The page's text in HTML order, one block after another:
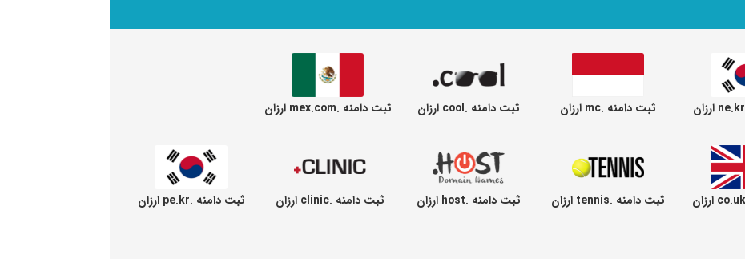
ثبت دامنه .mc ارزان ثبت دامنه .cool ارزان ثبت دامنه .mex.com ارزان
ثبت دامنه .tennis ارزان ثبت دامنه .host ارزان ثبت دامنه .clinic ارزان ثبت دامنه .pe.kr ارزان